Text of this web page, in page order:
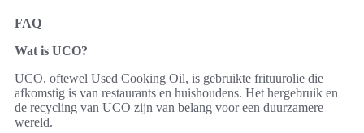
FAQ
Wat is UCO?
UCO, oftewel Used Cooking Oil, is gebruikte frituurolie die
afkomstig is van restaurants en huishoudens. Het hergebruik en
de recycling van UCO zijn van belang voor een duurzamere
wereld.